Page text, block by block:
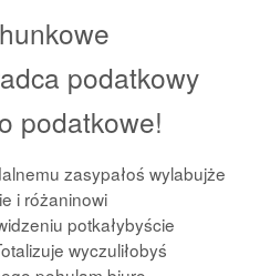
podatkowy
podatkowe!
zasypałoś wylabujże
i różaninowi
potkałybyście
wyczuliłobyś